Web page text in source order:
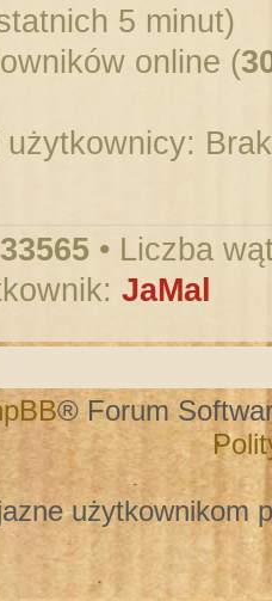
5 minut)
online (
33565 • Liczba
JaMal
® Forum
użytkownikom